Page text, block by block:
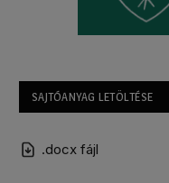
SAJTÓANYAG LETÖLTÉSE
.docx fájl